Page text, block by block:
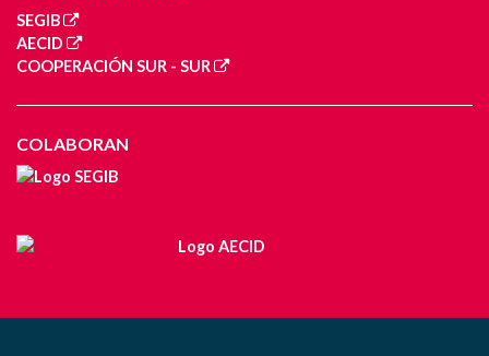
SEGIB
AECID
COOPERACIÓN SUR - SUR
COLABORAN